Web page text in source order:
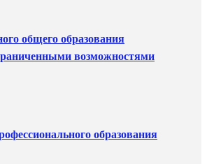
общего образования
возможностями
образования